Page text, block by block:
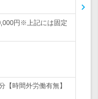
円※上記には固定
【時間外労働有無】